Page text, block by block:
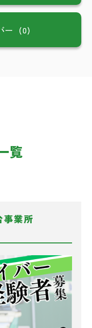
ー (0)
覧
事業所